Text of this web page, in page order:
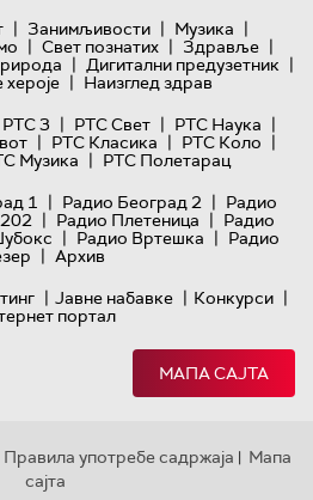
| Занимљивости | Музика |
| Свет познатих | Здравље |
| Дигитални предузетник |
| Наизглед здрав
РТС 3 | РТС Свет | РТС Наука |
| РТС Класика | РТС Коло |
Музика | РТС Полетарац
1 | Радио Београд 2 | Радио
| Радио Плетеница | Радио
| Радио Вртешка | Радио
| Архив
| Јавне набавке | Конкурси |
портал
МАПА САЈТА
Правила употребе садржаја | Мапа
сајта